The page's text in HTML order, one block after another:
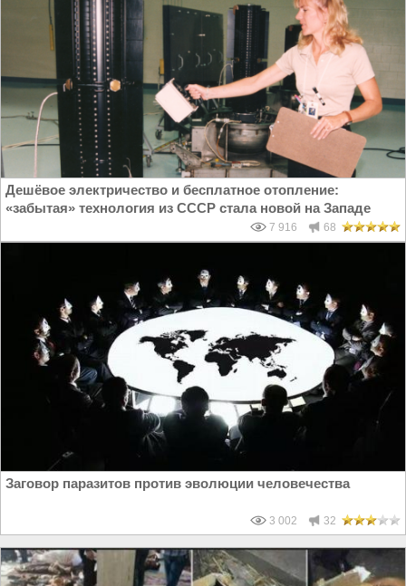
Дешёвое электричество и бесплатное отопление:
«забытая» технология из СССР стала новой на Западе
7 916 68
Заговор паразитов против эволюции человечества
3 002 32